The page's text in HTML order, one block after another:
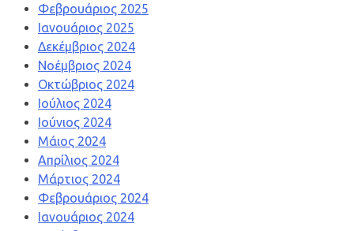
Φεβρουάριος 2025
Ιανουάριος 2025
Δεκέμβριος 2024
Νοέμβριος 2024
Οκτώβριος 2024
Ιούλιος 2024
Ιούνιος 2024
Μάιος 2024
Απρίλιος 2024
Μάρτιος 2024
Φεβρουάριος 2024
Ιανουάριος 2024